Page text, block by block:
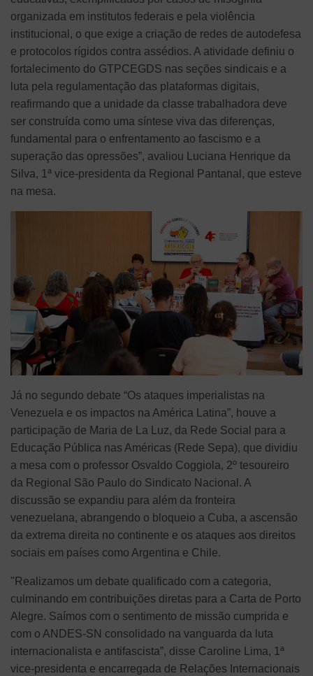
organizada em institutos federais e pela violência
institucional, o que exige a criação de redes de autodefesa
e protocolos rígidos contra assédios. A atividade definiu o
fortalecimento do GTPCEGDS nas seções sindicais e a
luta pela regulamentação das plataformas digitais,
reafirmando que a unidade da classe trabalhadora deve
ser construída como uma síntese viva das diferenças,
fundamental para o enfrentamento ao fascismo e a
superação das opressões”, avaliou Luciana Henrique da
Silva, 1ª vice-presidenta da Regional Pantanal, que esteve
na mesa.
Já no segundo debate “Os ataques imperialistas na
Venezuela e os impactos na América Latina”, houve a
participação de Maria de La Luz, da Rede Social para a
Educação Pública nas Américas (Rede Sepa), que dividiu
a mesa com o professor Osvaldo Coggiola, 2º tesoureiro
da Regional São Paulo do Sindicato Nacional. A
discussão se expandiu para além da fronteira
venezuelana, abrangendo o bloqueio a Cuba, a ascensão
da extrema direita no continente e os ataques aos direitos
sociais em países como Argentina e Chile.
"Realizamos um debate qualificado com a categoria,
culminando em contribuições diretas para a Carta de Porto
Alegre. Saímos com o sentimento de missão cumprida e
com o ANDES-SN consolidado na vanguarda da luta
internacionalista e antifascista”, disse Caroline Lima, 1ª
vice-presidenta e encarregada de Relações Internacionais